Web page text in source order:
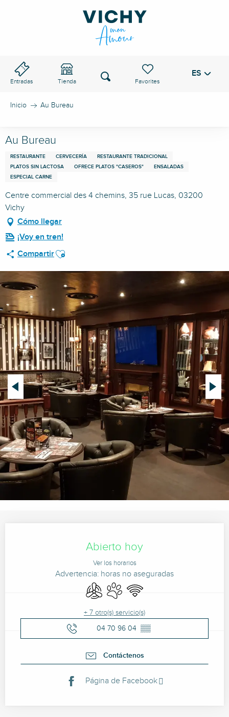
Entradas Tienda
Voir les favoris
Buscar ES
Inicio Au Bureau
Au Bureau
RESTAURANTE CERVECERÍA
RESTAURANTE TRADICIONAL
PLATOS SIN LACTOSA
OFRECE PLATOS "CASEROS"
ENSALADAS
ESPECIAL CARNE
Centre commercial des 4 chemins, 35 rue Lucas, 03200
Vichy
Cómo llegar
¡Voy en tren!
CompartirAjouter aux favoris
Abierto hoy
Ver los horarios
Advertencia: horas no aseguradas
Aire Acondicionado
Se aceptan animales
Wifi
+ 7 otro(s) servicio(s)
04 70 96 04 ▒▒
Contáctenos
Página de Facebook